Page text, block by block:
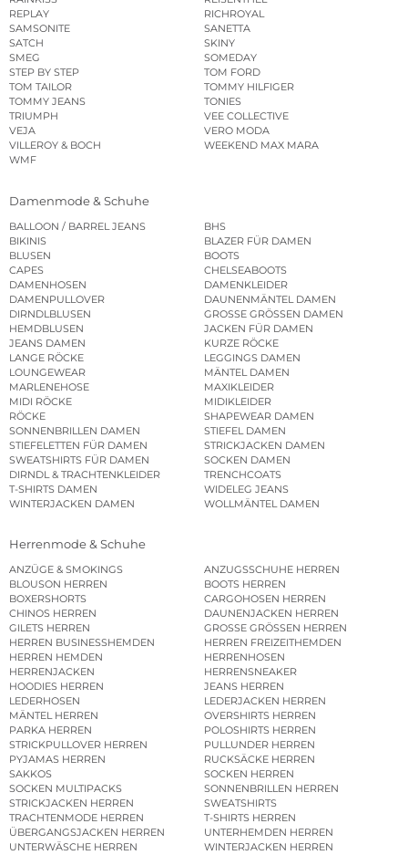
REPLAY
RICHROYAL
SAMSONITE
SANETTA
SATCH
SKINY
SMEG
SOMEDAY
STEP BY STEP
TOM FORD
TOM TAILOR
TOMMY HILFIGER
TOMMY JEANS
TONIES
TRIUMPH
VEE COLLECTIVE
VEJA
VERO MODA
VILLEROY & BOCH
WEEKEND MAX MARA
WMF
Damenmode & Schuhe
BALLOON / BARREL JEANS
BHS
BIKINIS
BLAZER FÜR DAMEN
BLUSEN
BOOTS
CAPES
CHELSEABOOTS
DAMENHOSEN
DAMENKLEIDER
DAMENPULLOVER
DAUNENMÄNTEL DAMEN
DIRNDLBLUSEN
GROSSE GRÖSSEN DAMEN
HEMDBLUSEN
JACKEN FÜR DAMEN
JEANS DAMEN
KURZE RÖCKE
LANGE RÖCKE
LEGGINGS DAMEN
LOUNGEWEAR
MÄNTEL DAMEN
MARLENEHOSE
MAXIKLEIDER
MIDI RÖCKE
MIDIKLEIDER
RÖCKE
SHAPEWEAR DAMEN
SONNENBRILLEN DAMEN
STIEFEL DAMEN
STIEFELETTEN FÜR DAMEN
STRICKJACKEN DAMEN
SWEATSHIRTS FÜR DAMEN
SOCKEN DAMEN
DIRNDL & TRACHTENKLEIDER
TRENCHCOATS
T-SHIRTS DAMEN
WIDELEG JEANS
WINTERJACKEN DAMEN
WOLLMÄNTEL DAMEN
Herrenmode & Schuhe
ANZÜGE & SMOKINGS
ANZUGSSCHUHE HERREN
BLOUSON HERREN
BOOTS HERREN
BOXERSHORTS
CARGOHOSEN HERREN
CHINOS HERREN
DAUNENJACKEN HERREN
GILETS HERREN
GROSSE GRÖSSEN HERREN
HERREN BUSINESSHEMDEN
HERREN FREIZEITHEMDEN
HERREN HEMDEN
HERRENHOSEN
HERRENJACKEN
HERRENSNEAKER
HOODIES HERREN
JEANS HERREN
LEDERHOSEN
LEDERJACKEN HERREN
MÄNTEL HERREN
OVERSHIRTS HERREN
PARKA HERREN
POLOSHIRTS HERREN
STRICKPULLOVER HERREN
PULLUNDER HERREN
PYJAMAS HERREN
RUCKSÄCKE HERREN
SAKKOS
SOCKEN HERREN
SOCKEN MULTIPACKS
SONNENBRILLEN HERREN
STRICKJACKEN HERREN
SWEATSHIRTS
TRACHTENMODE HERREN
T-SHIRTS HERREN
ÜBERGANGSJACKEN HERREN
UNTERHEMDEN HERREN
UNTERWÄSCHE HERREN
WINTERJACKEN HERREN